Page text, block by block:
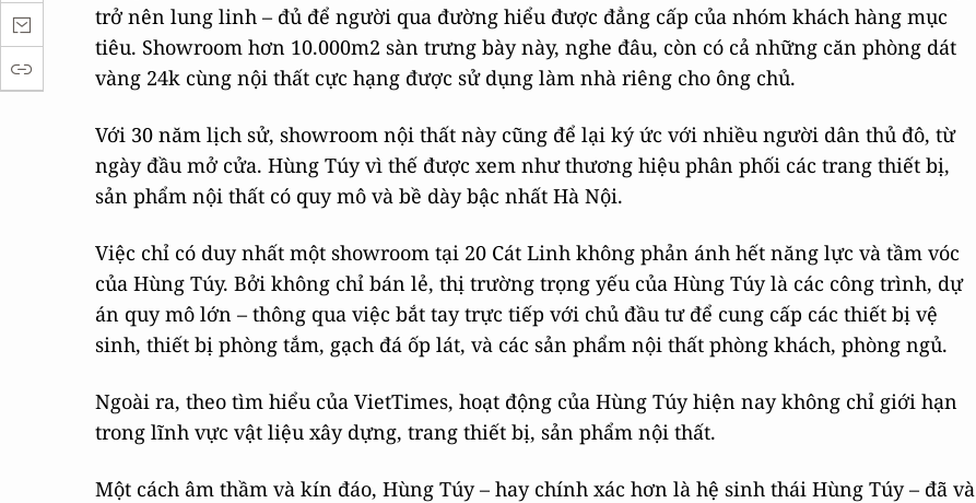
trở nên lung linh – đủ để người qua đường hiểu được đẳng cấp của nhóm khách hàng mục
tiêu. Showroom hơn 10.000m2 sàn trưng bày này, nghe đâu, còn có cả những căn phòng dát
vàng 24k cùng nội thất cực hạng được sử dụng làm nhà riêng cho ông chủ.
Với 30 năm lịch sử, showroom nội thất này cũng để lại ký ức với nhiều người dân thủ đô, từ
ngày đầu mở cửa. Hùng Túy vì thế được xem như thương hiệu phân phối các trang thiết bị,
sản phẩm nội thất có quy mô và bề dày bậc nhất Hà Nội.
Việc chỉ có duy nhất một showroom tại 20 Cát Linh không phản ánh hết năng lực và tầm vóc
của Hùng Túy. Bởi không chỉ bán lẻ, thị trường trọng yếu của Hùng Túy là các công trình, dự
án quy mô lớn – thông qua việc bắt tay trực tiếp với chủ đầu tư để cung cấp các thiết bị vệ
sinh, thiết bị phòng tắm, gạch đá ốp lát, và các sản phẩm nội thất phòng khách, phòng ngủ.
Ngoài ra, theo tìm hiểu của VietTimes, hoạt động của Hùng Túy hiện nay không chỉ giới hạn
trong lĩnh vực vật liệu xây dựng, trang thiết bị, sản phẩm nội thất.
Một cách âm thầm và kín đáo, Hùng Túy – hay chính xác hơn là hệ sinh thái Hùng Túy – đã và